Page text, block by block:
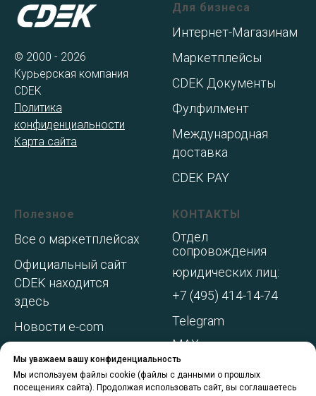
Мы уважаем вашу конфиденциальность
Мы используем файлы cookie (файлы с данными о прошлых
посещениях сайта). Продолжая использовать сайт, вы соглашаетесь
© 2000 - 2026
Курьерская компания
CDEK
Политика
конфиденциальности
Карта сайта
Для бизнеса
Интернет-Магазинам
Маркетплейсы
CDEK Документы
Фулфилмент
Международная
доставка
CDEK PAY
Полезное
Все о маркетплейсах
Официальный сайт
CDEK находится
здесь
Новости e-com
Акции и
КОНТАКТЫ
Отдел
сопровождения
юридических лиц:
+7 (495) 414-14-74
Telegram
MAX